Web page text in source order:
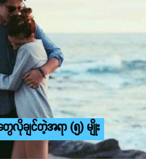
တွေလိုချင်တဲ့အရာ (၅) မျိုး